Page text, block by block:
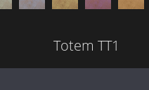
Totem TT1